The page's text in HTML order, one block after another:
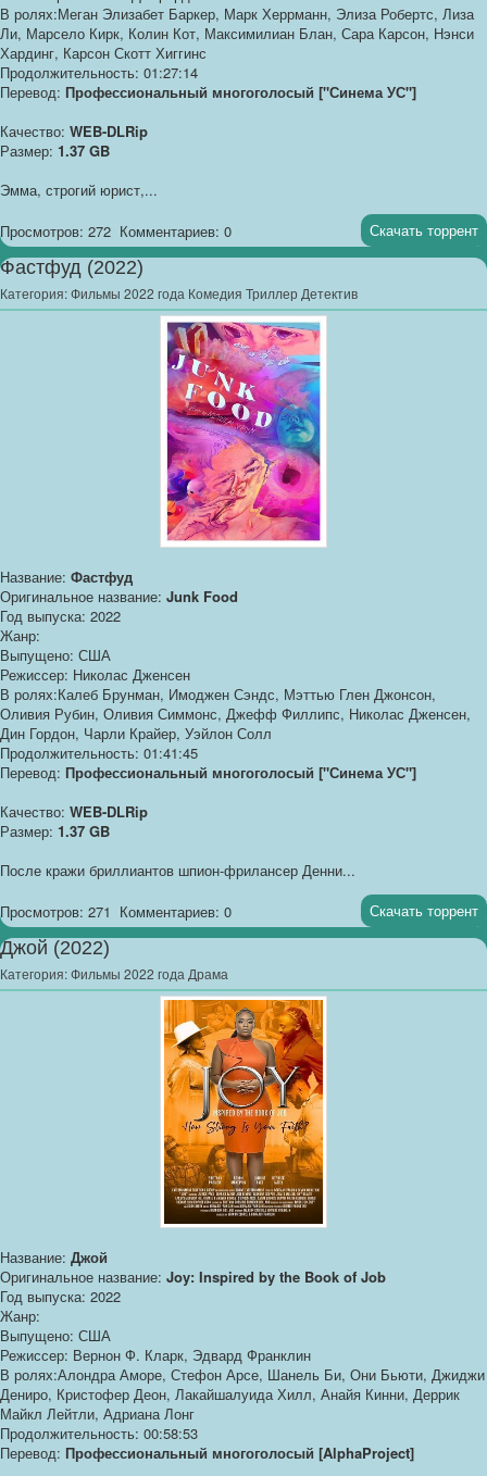
В ролях:Меган Элизабет Баркер, Марк Херрманн, Элиза Робертс, Лиза
Ли, Марсело Кирк, Колин Кот, Максимилиан Блан, Сара Карсон, Нэнси
Хардинг, Карсон Скотт Хиггинс
Продолжительность: 01:27:14
Перевод: Профессиональный многоголосый ["Синема УС"]
Качество: WEB-DLRip
Размер: 1.37 GB
Эмма, строгий юрист,...
Просмотров: 272 Комментариев: 0 Скачать торрент
Фастфуд (2022)
Категория:Фильмы 2022 года Комедия Триллер Детектив
Название: Фастфуд
Оригинальное название: Junk Food
Год выпуска: 2022
Жанр:
Выпущено: США
Режиссер: Николас Дженсен
В ролях:Калеб Брунман, Имоджен Сэндс, Мэттью Глен Джонсон,
Оливия Рубин, Оливия Симмонс, Джефф Филлипс, Николас Дженсен,
Дин Гордон, Чарли Крайер, Уэйлон Солл
Продолжительность: 01:41:45
Перевод: Профессиональный многоголосый ["Синема УС"]
Качество: WEB-DLRip
Размер: 1.37 GB
После кражи бриллиантов шпион-фрилансер Денни...
Просмотров: 271 Комментариев: 0 Скачать торрент
Джой (2022)
Категория:Фильмы 2022 года Драма
Название: Джой
Оригинальное название: Joy: Inspired by the Book of Job
Год выпуска: 2022
Жанр:
Выпущено: США
Режиссер: Вернон Ф. Кларк, Эдвард Франклин
В ролях:Алондра Аморе, Стефон Арсе, Шанель Би, Они Бьюти, Джиджи
Дениро, Кристофер Деон, Лакайшалуида Хилл, Анайя Кинни, Деррик
Майкл Лейтли, Адриана Лонг
Продолжительность: 00:58:53
Перевод: Профессиональный многоголосый [AlphaProject]